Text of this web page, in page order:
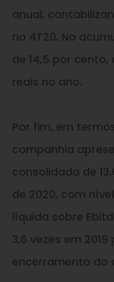
anual,
no 4T20. No
de 14,5 por
reais no ano.
Por fim, em
companhia
consolidada de
de 2020, com
líquida sobre
3,6 vezes em 2019
encerramento do